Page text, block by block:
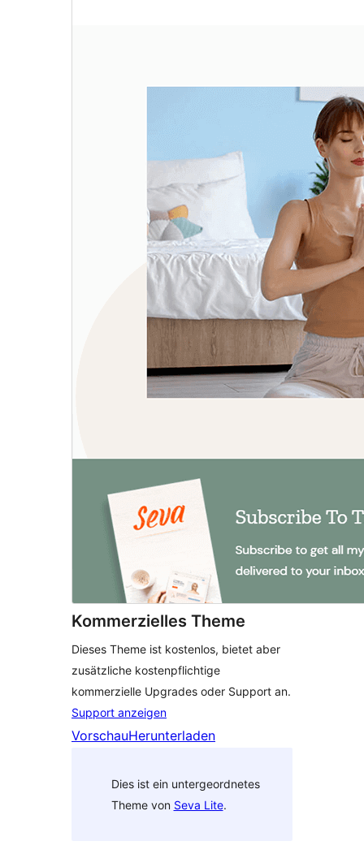
Kommerzielles Theme
Dieses Theme ist kostenlos, bietet aber
zusätzliche kostenpflichtige
kommerzielle Upgrades oder Support an.
Support anzeigen
VorschauHerunterladen
Dies ist ein untergeordnetes
Theme von Seva Lite.